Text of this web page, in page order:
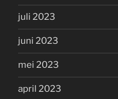
juli 2023
juni 2023
mei 2023
april 2023